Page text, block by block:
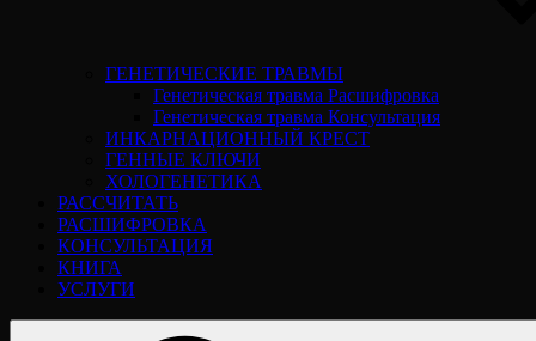
ГЕНЕТИЧЕСКИЕ ТРАВМЫ
Генетическая травма Расшифровка
Генетическая травма Консультация
ИНКАРНАЦИОННЫЙ КРЕСТ
ГЕННЫЕ КЛЮЧИ
ХОЛОГЕНЕТИКА
РАССЧИТАТЬ
РАСШИФРОВКА
КОНСУЛЬТАЦИЯ
КНИГА
УСЛУГИ